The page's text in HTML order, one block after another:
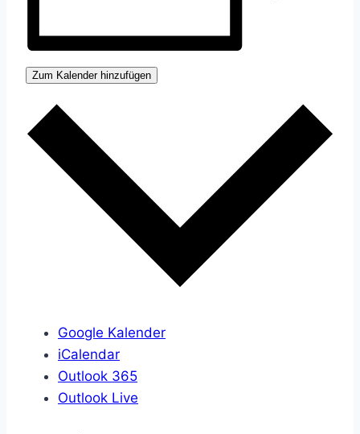
Zum Kalender hinzufügen
Google Kalender
iCalendar
Outlook 365
Outlook Live